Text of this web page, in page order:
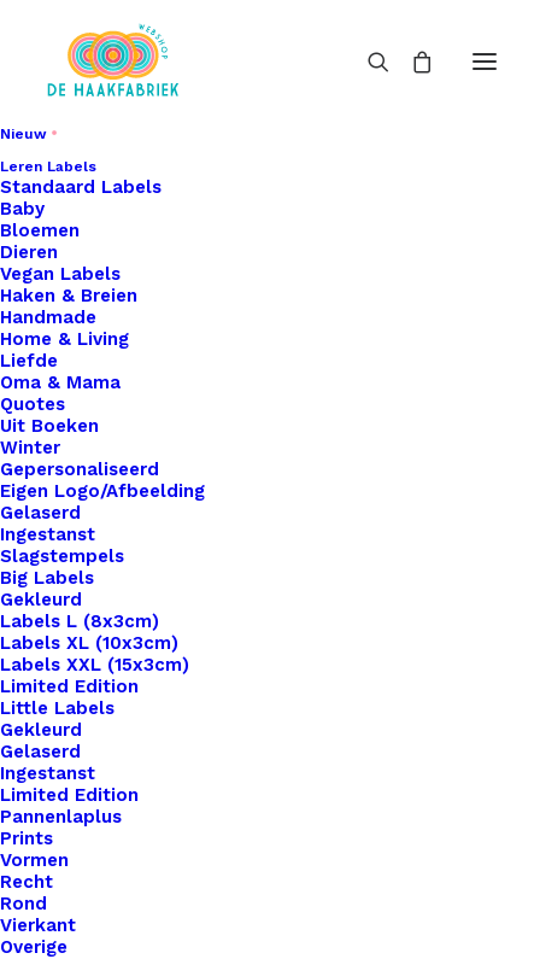
Nieuw
Leren Labels
Standaard Labels
Baby
Bloemen
Dieren
Vegan Labels
Haken & Breien
Handmade
Home & Living
Liefde
Oma & Mama
Quotes
Uit Boeken
Winter
Gepersonaliseerd
Eigen Logo/Afbeelding
Gelaserd
Ingestanst
Slagstempels
Big Labels
Gekleurd
Labels L (8x3cm)
Labels XL (10x3cm)
Labels XXL (15x3cm)
Limited Edition
Little Labels
Gekleurd
Gelaserd
Ingestanst
Limited Edition
Pannenlaplus
Prints
Vormen
Recht
Rond
Vierkant
Overige
Home
Benodigdheden
Portemonnee Sluiting 16×9,5cm
Portemonnee Sluiting
16×9,5cm
€
Of je nu op zoek bent naar een klassieke metalen